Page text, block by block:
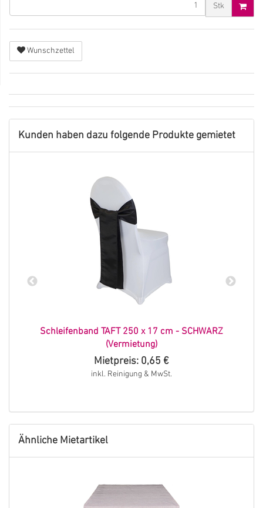
Stk
Wunschzettel
Kunden haben dazu folgende Produkte gemietet
Schleifenband TAFT 250 x 17 cm - SCHWARZ
(Vermietung)
Mietpreis: 0,65 €
inkl. Reinigung & MwSt.
Ähnliche Mietartikel